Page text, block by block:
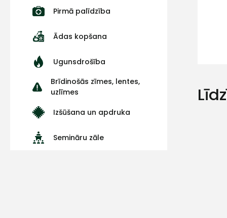
Pirmā palīdzība
Ādas kopšana
Ugunsdrošība
Brīdinošās zīmes, lentes,
uzlīmes
Izšūšana un apdruka
Semināru zāle